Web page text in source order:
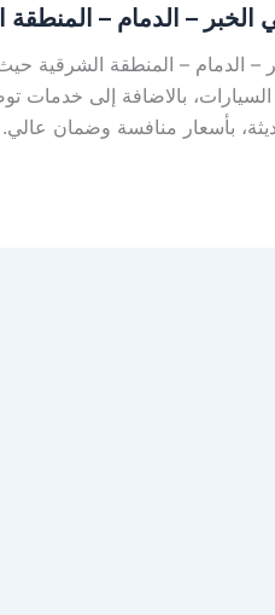
– الدمام – المنطقة
– المنطقة الشرقية حيث
بالاضافة إلى خدمات
بأسعار منافسة وضمان